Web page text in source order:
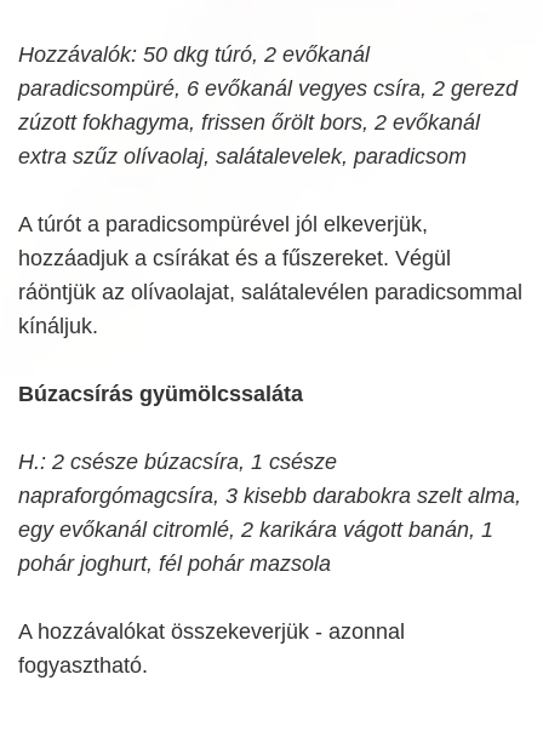
Hozzávalók: 50 dkg túró, 2 evőkanál
paradicsompüré, 6 evőkanál vegyes csíra, 2 gerezd
zúzott fokhagyma, frissen őrölt bors, 2 evőkanál
extra szűz olívaolaj, salátalevelek, paradicsom
A túrót a paradicsompürével jól elkeverjük,
hozzáadjuk a csírákat és a fűszereket. Végül
ráöntjük az olívaolajat, salátalevélen paradicsommal
kínáljuk.
Búzacsírás gyümölcssaláta
H.: 2 csésze búzacsíra, 1 csésze
napraforgómagcsíra, 3 kisebb darabokra szelt alma,
egy evőkanál citromlé, 2 karikára vágott banán, 1
pohár joghurt, fél pohár mazsola
A hozzávalókat összekeverjük - azonnal
fogyasztható.